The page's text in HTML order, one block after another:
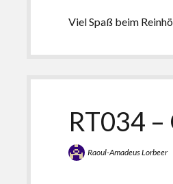
Viel Spaß beim
RT034
Raoul-Amadeus Lorbeer